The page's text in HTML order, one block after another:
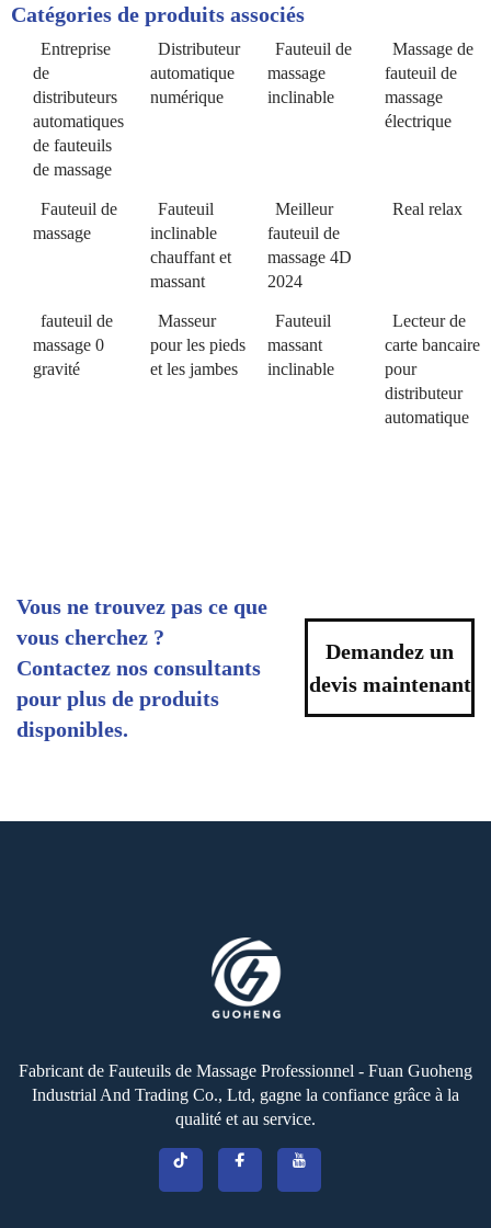
Catégories de produits associés
Entreprise
de
distributeurs
automatiques
de fauteuils
de massage
Distributeur
automatique
numérique
Fauteuil de
massage
inclinable
Massage de
fauteuil de
massage
électrique
Fauteuil de
massage
Fauteuil
inclinable
chauffant et
massant
Meilleur
fauteuil de
massage 4D
2024
Real relax
fauteuil de
massage 0
gravité
Masseur
pour les pieds
et les jambes
Fauteuil
massant
inclinable
Lecteur de
carte bancaire
pour
distributeur
automatique
Vous ne trouvez pas ce que
vous cherchez ?
Contactez nos consultants
pour plus de produits
disponibles.
Demandez un
devis maintenant
Fabricant de Fauteuils de Massage Professionnel - Fuan Guoheng
Industrial And Trading Co., Ltd, gagne la confiance grâce à la
qualité et au service.